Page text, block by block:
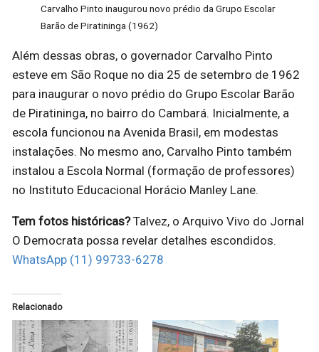
Carvalho Pinto inaugurou novo prédio da Grupo Escolar
Barão de Piratininga (1962)
Além dessas obras, o governador Carvalho Pinto
esteve em São Roque no dia 25 de setembro de 1962
para inaugurar o novo prédio do Grupo Escolar Barão
de Piratininga, no bairro do Cambará. Inicialmente, a
escola funcionou na Avenida Brasil, em modestas
instalações. No mesmo ano, Carvalho Pinto também
instalou a Escola Normal (formação de professores)
no Instituto Educacional Horácio Manley Lane.
Tem fotos históricas?Talvez, o Arquivo Vivo do Jornal
O Democrata possa revelar detalhes escondidos.
WhatsApp (11) 99733-6278
Relacionado